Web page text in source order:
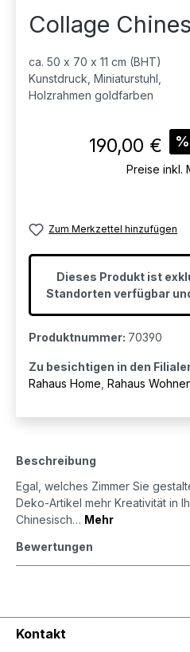
Collage
ca. 50 x 70 x 11 cm (BHT)
Kunstdruck, Miniaturstuhl,
Holzrahmen goldfarben
Verkaufspreis:
190,00 € %
Preise inkl.
Zum Merkzettel hinzufügen
Dieses Produkt ist
Standorten verfügbar
Produktnummer: 70390
Zu besichtigen in den
Rahaus Home Rahaus
Beschreibung
Egal, welches Zimmer Sie
Deko-Artikel mehr Kreativität in
Chinesisch… Mehr
Bewertungen
Kontakt